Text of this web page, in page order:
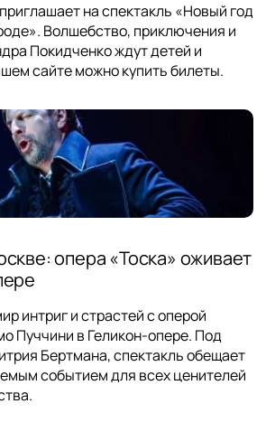
на спектакль «Новый год
Волшебство, приключения и
Покидченко ждут детей и
сайте можно купить билеты.
опера «Тоска» оживает
интриг и страстей с оперой
Пуччини в Геликон-опере. Под
Бертмана, спектакль обещает
событием для всех ценителей